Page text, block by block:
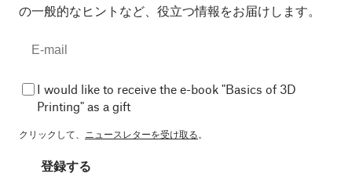
の一般的なヒントなど、役立つ情報をお届けします。
I would like to receive the e-book "Basics of 3D
Printing" as a gift
クリックして、 ニュースレターを受け取る。
登録する